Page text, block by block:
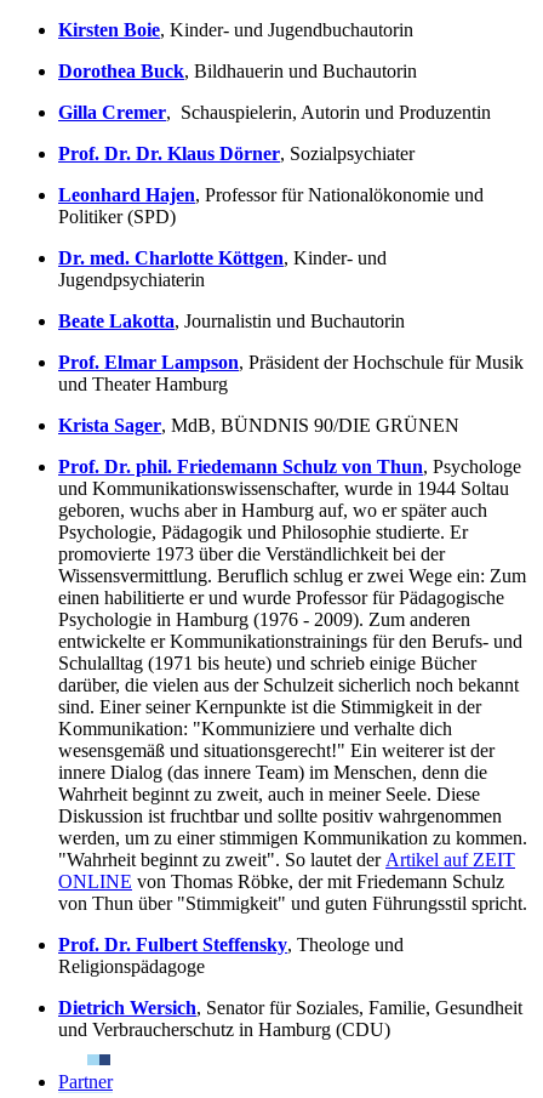
Kirsten Boie, Kinder- und Jugendbuchautorin
Dorothea Buck, Bildhauerin und Buchautorin
Gilla Cremer, Schauspielerin, Autorin und Produzentin
Prof. Dr. Dr. Klaus Dörner, Sozialpsychiater
Leonhard Hajen, Professor für Nationalökonomie und
Politiker (SPD)
Dr. med. Charlotte Köttgen, Kinder- und
Jugendpsychiaterin
Beate Lakotta, Journalistin und Buchautorin
Prof. Elmar Lampson, Präsident der Hochschule für Musik
und Theater Hamburg
Krista Sager, MdB, BÜNDNIS 90/DIE GRÜNEN
Prof. Dr. phil. Friedemann Schulz von Thun, Psychologe
und Kommunikationswissenschafter, wurde in 1944 Soltau
geboren, wuchs aber in Hamburg auf, wo er später auch
Psychologie, Pädagogik und Philosophie studierte. Er
promovierte 1973 über die Verständlichkeit bei der
Wissensvermittlung. Beruflich schlug er zwei Wege ein: Zum
einen habilitierte er und wurde Professor für Pädagogische
Psychologie in Hamburg (1976 - 2009). Zum anderen
entwickelte er Kommunikationstrainings für den Berufs- und
Schulalltag (1971 bis heute) und schrieb einige Bücher
darüber, die vielen aus der Schulzeit sicherlich noch bekannt
sind. Einer seiner Kernpunkte ist die Stimmigkeit in der
Kommunikation: "Kommuniziere und verhalte dich
wesensgemäß und situationsgerecht!" Ein weiterer ist der
innere Dialog (das innere Team) im Menschen, denn die
Wahrheit beginnt zu zweit, auch in meiner Seele. Diese
Diskussion ist fruchtbar und sollte positiv wahrgenommen
werden, um zu einer stimmigen Kommunikation zu kommen.
"Wahrheit beginnt zu zweit". So lautet der Artikel auf ZEIT
ONLINE von Thomas Röbke, der mit Friedemann Schulz
von Thun über "Stimmigkeit" und guten Führungsstil spricht.
Prof. Dr. Fulbert Steffensky, Theologe und
Religionspädagoge
Dietrich Wersich, Senator für Soziales, Familie, Gesundheit
und Verbraucherschutz in Hamburg (CDU)
Partner